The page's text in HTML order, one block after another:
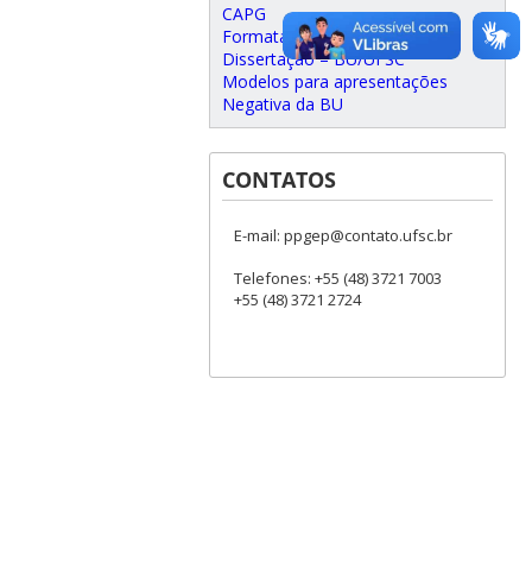
CAPG
Formatação de Teses e
Dissertação – BU/UFSC
Modelos para apresentações
Negativa da BU
CONTATOS
E-mail: ppgep@contato.ufsc.br
Telefones: +55 (48) 3721 7003
+55 (48) 3721 2724